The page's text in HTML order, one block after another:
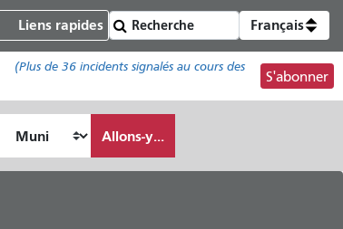
Liens rapides Français
(Plus de 36 incidents signalés au cours des
S'abonner
Allons-y...